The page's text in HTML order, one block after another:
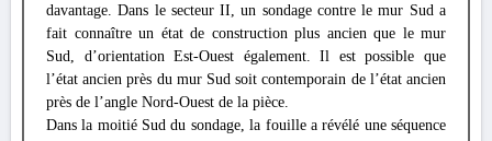
davantage. Dans le secteur II, un sondage contre le mur Sud a
fait connaître un état de construction plus ancien que le mur
Sud, d’orientation Est-Ouest également. Il est possible que
l’état ancien près du mur Sud soit contemporain de l’état ancien
près de l’angle Nord-Ouest de la pièce.
Dans la moitié Sud du sondage, la fouille a révélé une séquence